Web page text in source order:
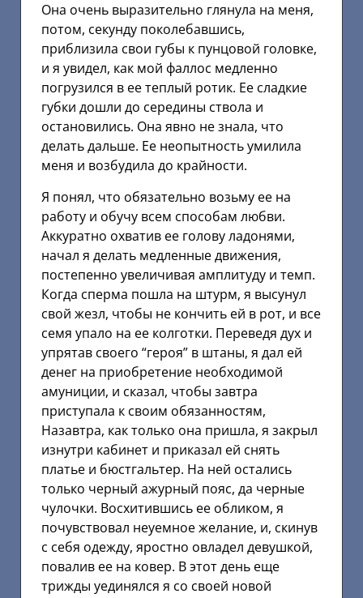
Она очень выразительно глянула на меня,
потом, секунду поколебавшись,
приблизила свои губы к пунцовой головке,
и я увидел, как мой фаллос медленно
погрузился в ее теплый ротик. Ее сладкие
губки дошли до середины ствола и
остановились. Она явно не знала, что
делать дальше. Ее неопытность умилила
меня и возбудила до крайности.
Я понял, что обязательно возьму ее на
работу и обучу всем способам любви.
Аккуратно охватив ее голову ладонями,
начал я делать медленные движения,
постепенно увеличивая амплитуду и темп.
Когда сперма пошла на штурм, я высунул
свой жезл, чтобы не кончить ей в рот, и все
семя упало на ее колготки. Переведя дух и
упрятав своего “героя” в штаны, я дал ей
денег на приобретение необходимой
амуниции, и сказал, чтобы завтра
приступала к своим обязанностям,
Назавтра, как только она пришла, я закрыл
изнутри кабинет и приказал ей снять
платье и бюстгальтер. На ней остались
только черный ажурный пояс, да черные
чулочки. Восхитившись ее обликом, я
почувствовал неуемное желание, и, скинув
с себя одежду, яростно овладел девушкой,
повалив ее на ковер. В этот день еще
трижды уединялся я со своей новой